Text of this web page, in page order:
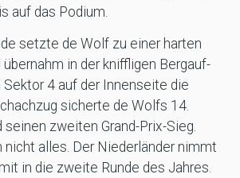
auf das Podium.
setzte de Wolf zu einer harten
in der kniffligen Bergauf-
Sektor 4 auf der Innenseite die
sicherte de Wolfs 14.
zweiten Grand-Prix-Sieg.
nicht alles. Der Niederländer nimmt
in die zweite Runde des Jahres.